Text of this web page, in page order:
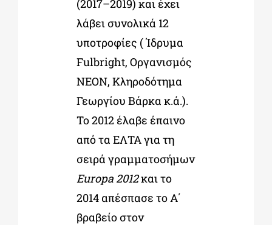
(2017–2019) και έχει
λάβει συνολικά 12
υποτροφίες ( Ίδρυμα
Fulbright, Οργανισμός
ΝΕΟΝ, Κληροδότημα
Γεωργίου Βάρκα κ.ά.).
Το 2012 έλαβε έπαινο
από τα ΕΛΤΑ για τη
σειρά γραμματοσήμων
Europa 2012και το
2014 απέσπασε το Α΄
βραβείο στον